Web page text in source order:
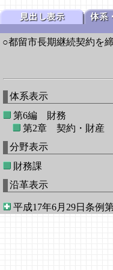
○都留市長期継続契約を
体系表示
第6編 財務
第2章 契約・財産
分野表示
財務課
沿革表示
平成17年6月29日条例